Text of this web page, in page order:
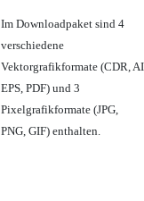
Im Downloadpaket sind 4
verschiedene
Vektorgrafikformate (CDR, AI
EPS, PDF) und 3
Pixelgrafikformate (JPG,
PNG, GIF) enthalten.